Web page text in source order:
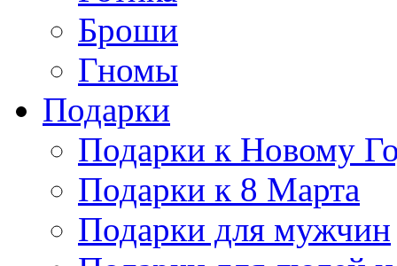
Броши
Гномы
Подарки
Подарки к Новому
Подарки к 8 Марта
Подарки для мужчин